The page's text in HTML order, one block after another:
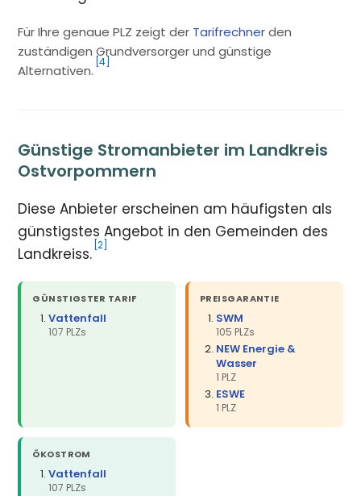
Für Ihre genaue PLZ zeigt der Tarifrechnerden
zuständigen Grundversorger und günstige
Alternativen.
[4]
Günstige Stromanbieter im Landkreis
Ostvorpommern
Diese Anbieter erscheinen am häufigsten als
günstigstes Angebot in den Gemeinden des
Landkreiss. [2]
GÜNSTIGSTER TARIF
Vattenfall
107 PLZs
PREISGARANTIE
SWM
105 PLZs
NEW Energie &
Wasser
1 PLZ
ESWE
1 PLZ
ÖKOSTROM
Vattenfall
107 PLZs